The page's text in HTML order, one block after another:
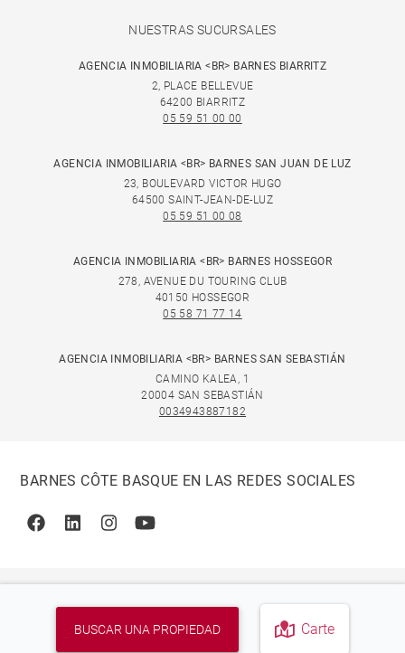
BUSCAR UNA PROPIEDAD Carte
NUESTRAS SUCURSALES
AGENCIA INMOBILIARIA <BR> BARNES BIARRITZ
2, PLACE BELLEVUE
64200 BIARRITZ
05 59 51 00 00
AGENCIA INMOBILIARIA <BR> BARNES SAN JUAN DE LUZ
23, BOULEVARD VICTOR HUGO
64500 SAINT-JEAN-DE-LUZ
05 59 51 00 08
AGENCIA INMOBILIARIA <BR> BARNES HOSSEGOR
278, AVENUE DU TOURING CLUB
40150 HOSSEGOR
05 58 71 77 14
AGENCIA INMOBILIARIA <BR> BARNES SAN SEBASTIÁN
CAMINO KALEA, 1
20004 SAN SEBASTIÁN
0034943887182
BARNES CÔTE BASQUE EN LAS REDES SOCIALES
FacebookLinkedinInstagramYoutube
© 2026 BARNES, INTERNATIONAL REALTY - BARNES